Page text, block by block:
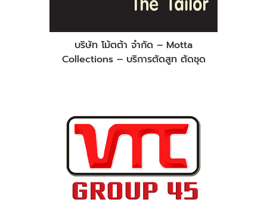
บริษัท โม้ตต้า จำกัด – Motta
Collections – บริการตัดสูท ตัดชุด